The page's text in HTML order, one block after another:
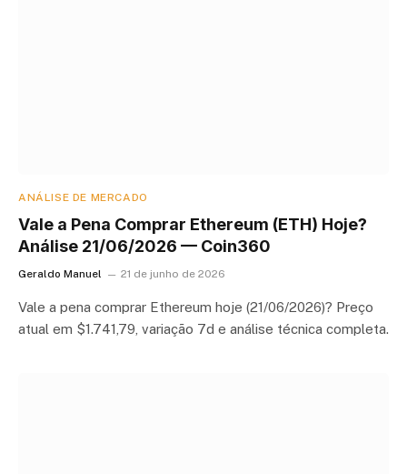
ANÁLISE DE MERCADO
Vale a Pena Comprar Ethereum (ETH) Hoje?
Análise 21/06/2026 — Coin360
Geraldo Manuel 21 de junho de 2026
Vale a pena comprar Ethereum hoje (21/06/2026)? Preço
atual em $1.741,79, variação 7d e análise técnica completa.